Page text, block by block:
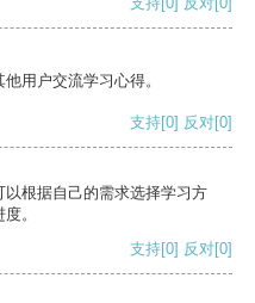
用户交流学习心得。
支持[0] 反对[0]
根据自己的需求选择学习方
。
支持[0] 反对[0]